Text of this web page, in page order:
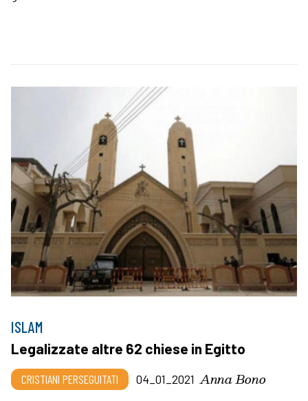
ISLAM
Legalizzate altre 62 chiese in Egitto
CRISTIANI PERSEGUITATI 04_01_2021 Anna Bono